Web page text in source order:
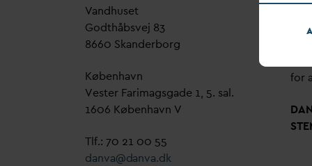
Vandhuset
Godthåbsvej 83
8660 Skanderborg
København
Vester Farimagsgade 1, 5. sal.
1606 København V
Tlf.: 70 21 00 55
danva@danva.dk
for
DAN